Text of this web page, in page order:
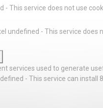
- This service does not use
undefined - This service does
services used to generate
- This service can install